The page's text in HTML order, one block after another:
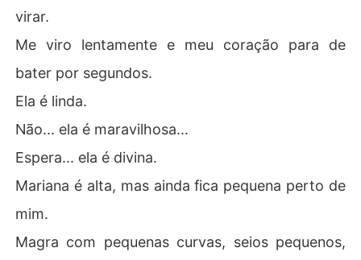
virar.
Me viro lentamente e meu coração para de
bater por segundos.
Ela é linda.
Não... ela é maravilhosa...
Espera... ela é divina.
Mariana é alta, mas ainda fica pequena perto de
mim.
Magra com pequenas curvas, seios pequenos,